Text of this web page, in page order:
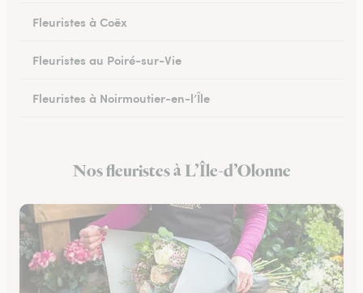
Fleuristes à Coëx
Fleuristes au Poiré-sur-Vie
Fleuristes à Noirmoutier-en-l’Île
Fleuristes à Talmont-Saint-Hilaire
Nos fleuristes à L’Île-d’Olonne